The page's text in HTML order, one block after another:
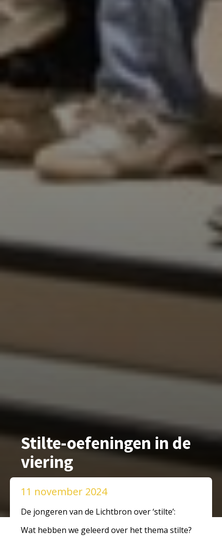
Stilte-oefeningen in de
viering
11 november 2024
De jongeren van de Lichtbron over ‘stilte’:
Wat hebben we geleerd over het thema stilte?